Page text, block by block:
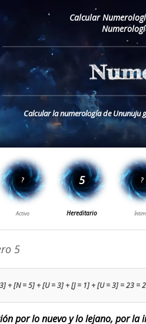
Calcular
Calcular la numerología de Ununuju
5
+ [N = 5] + [U = 3] + [J = 1] + [U = 3] = 23 =
por lo nuevo y lo lejano, por la